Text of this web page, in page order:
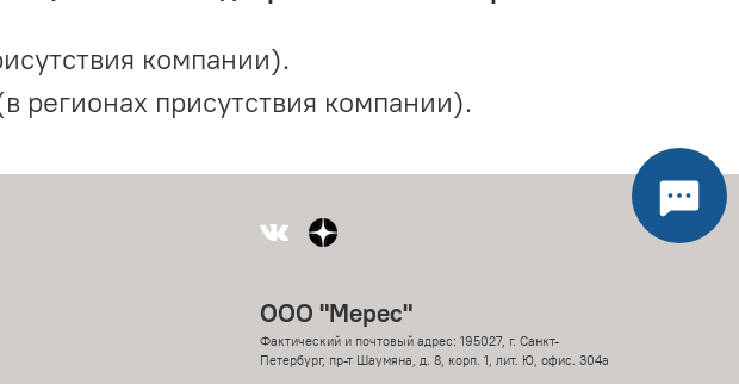
компании).
присутствия компании).
ООО "Мерес"
Фактический и почтовый адрес: 195027, г. Санкт-
Петербург, пр-т Шаумяна, д. 8, корп. 1, лит. Ю, офис. 304а